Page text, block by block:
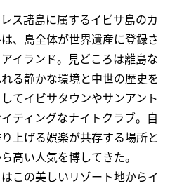
ス諸島に属するイビサ島のカ
、島全体が世界遺産に登録さ
イランド。見どころは離島な
る静かな環境と中世の歴史を
てイビサタウンやサンアント
ティングなナイトクラブ。自
上げる娯楽が共存する場所と
高い人気を博してきた。
はこの美しいリゾート地からイ